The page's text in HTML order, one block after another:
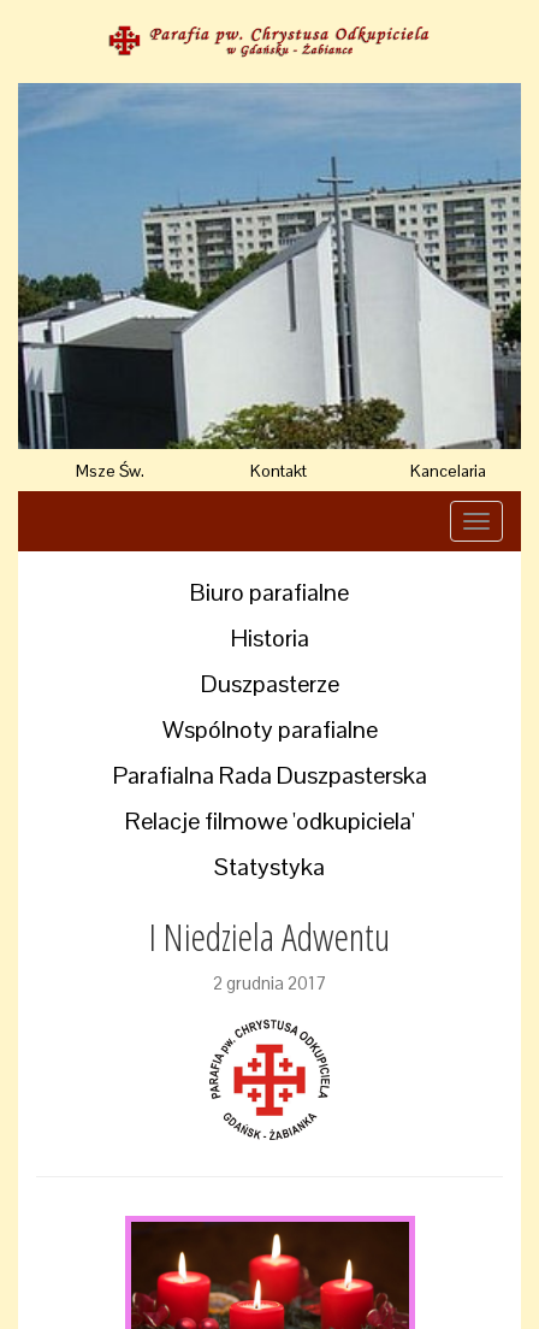
Msze Św. Kontakt Kancelaria
Toggle
Biuro parafialne
Historia
Duszpasterze
Wspólnoty parafialne
Parafialna Rada Duszpasterska
Relacje filmowe 'odkupiciela'
Statystyka
I Niedziela Adwentu
2 grudnia 2017